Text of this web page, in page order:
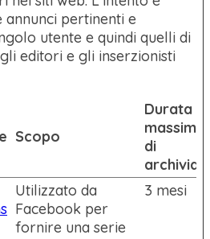
annunci pertinenti e
utente e quindi quelli di
editori e gli inserzionisti
Scopo
Durata
massima
di
Utilizzato da
Facebook per
fornire una serie
3 mesi